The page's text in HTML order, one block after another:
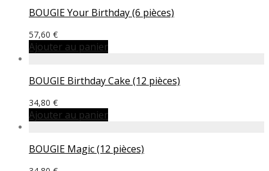
BOUGIE Your Birthday (6 pièces)
57,60 €
Ajouter au panier
BOUGIE Birthday Cake (12 pièces)
34,80 €
Ajouter au panier
BOUGIE Magic (12 pièces)